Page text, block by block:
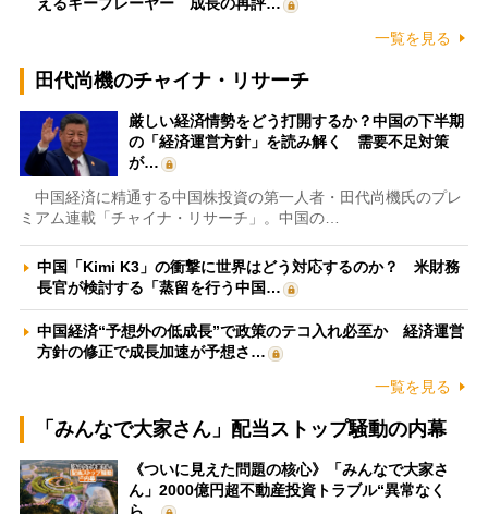
一覧を見る
田代尚機のチャイナ・リサーチ
厳しい経済情勢をどう打開するか？中国の下半期
の「経済運営方針」を読み解く 需要不足対策
が…
中国経済に精通する中国株投資の第一人者・田代尚機氏のプレ
ミアム連載「チャイナ・リサーチ」。中国の…
中国「Kimi K3」の衝撃に世界はどう対応するのか？ 米財務
長官が検討する「蒸留を行う中国…
中国経済“予想外の低成長”で政策のテコ入れ必至か 経済運営
方針の修正で成長加速が予想さ…
一覧を見る
「みんなで大家さん」配当ストップ騒動の内幕
《ついに見えた問題の核心》「みんなで大家さ
ん」2000億円超不動産投資トラブル“異常なく